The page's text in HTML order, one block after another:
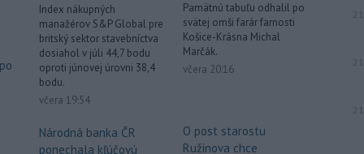
Index nákupných
manažérov S&P Global pre
britský sektor stavebníctva
dosiahol v júli 44,7 bodu
oproti júnovej úrovni 38,4
bodu.
včera 19:54
Národná banka ČR
ponechala kľúčovú
Pamätnú tabuľu odhalil po
svätej omši farár farnosti
Košice-Krásna Michal
Marčák.
včera 20:16
O post starostu
Ružinova chce